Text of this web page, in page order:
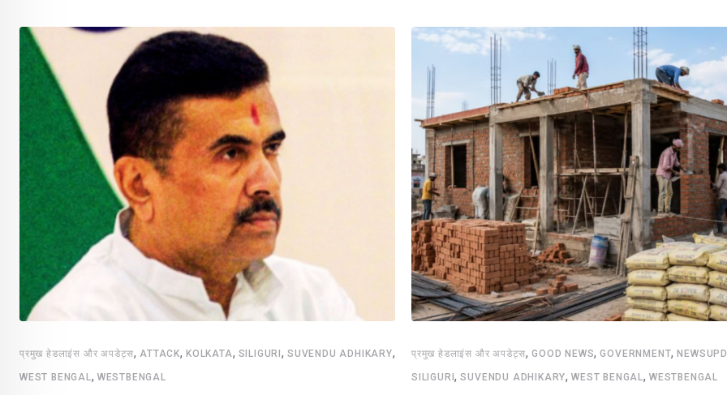
प्रमुख हेडलाइंस और अपडेट्स, ATTACK,KOLKATA, SILIGURI,SUVENDU ADHIKARY,
WEST BENGAL , WESTBENGAL
प्रमुख हेडलाइंस और अपडेट्स,GOOD NEWS,GOVERNMENT,
SILIGURI,SUVENDU ADHIKARY,WEST BENGAL,WESTBENGAL